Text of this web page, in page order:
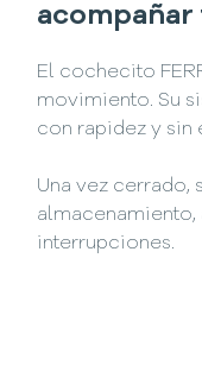
El cochecito
movimiento. Su
con rapidez y sin
Una vez cerrado,
almacenamiento,
interrupciones.